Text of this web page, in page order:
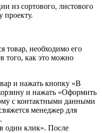
из сортового, листового
проекту.
товар, необходимо его
того, как это можно
и нажать кнопку «В
и нажать «Оформить
с контактными данными
менеджер для
один клик». После